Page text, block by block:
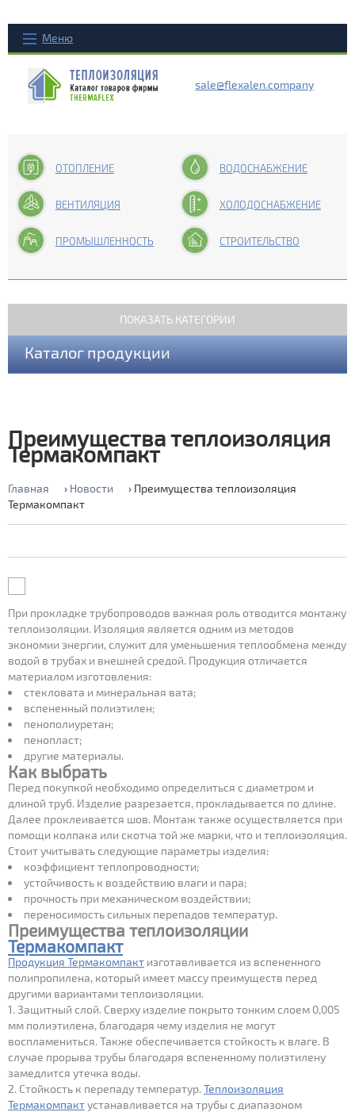
Меню
sale@flexalen.company
ОТОПЛЕНИЕ ВОДОСНАБЖЕНИЕ
ВЕНТИЛЯЦИЯ ХОЛОДОСНАБЖЕНИЕ
ПРОМЫШЛЕННОСТЬ СТРОИТЕЛЬСТВО
ПОКАЗАТЬ КАТЕГОРИИ
Каталог продукции
ThermaSmart Pro
ThermaSmart Pro coil
Thermacompact IS (S)
Thermaflex Ultra M
Thermasheet FR
Thermasheet А/С
Thermasheet Alu Stukko
Thermasheet ECO
Thermasheet ECO SA
Thermasheet ECO VSA
Кабель Thermalint
Монтажные аксессуары
Новости
Описание продукции Термакомпакт >>
Как выбрать теплоизоляцию Термакомпакт? >>
Описание Термафлекс Ультра М >>
Преимущества теплоизоляция
Термакомпакт
Главная › Новости › Преимущества теплоизоляция
Термакомпакт
При прокладке трубопроводов важная роль отводится монтажу
теплоизоляции. Изоляция является одним из методов
экономии энергии, служит для уменьшения теплообмена между
водой в трубах и внешней средой. Продукция отличается
материалом изготовления:
стекловата и минеральная вата;
вспененный полиэтилен;
пенополиуретан;
пенопласт;
другие материалы.
Как выбрать
Перед покупкой необходимо определиться с диаметром и
длиной труб. Изделие разрезается, прокладывается по длине.
Далее проклеивается шов. Монтаж также осуществляется при
помощи колпака или скотча той же марки, что и теплоизоляция.
Стоит учитывать следующие параметры изделия:
коэффициент теплопроводности;
устойчивость к воздействию влаги и пара;
прочность при механическом воздействии;
переносимость сильных перепадов температур.
Преимущества теплоизоляции
Термакомпакт
Продукция Термакомпакт изготавливается из вспененного
полипропилена, который имеет массу преимуществ перед
другими вариантами теплоизоляции.
Защитный слой. Сверху изделие покрыто тонким слоем 0,005
мм полиэтилена, благодаря чему изделия не могут
воспламениться. Также обеспечивается стойкость к влаге. В
случае прорыва трубы благодаря вспененному полиэтилену
замедлится утечка воды.
Стойкость к перепаду температур. Теплоизоляция
Термакомпактустанавливается на трубы с диапазоном